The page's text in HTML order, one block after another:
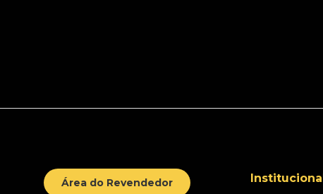
Área do Revendedor